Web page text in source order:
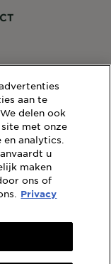
Recensies
aan te
delen ook
met onze
analytics.
u
maken
ons of
Privacy